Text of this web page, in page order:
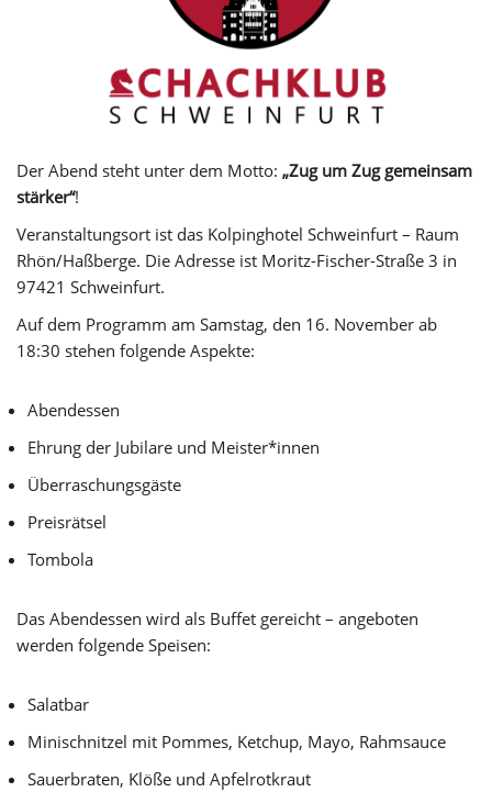
Der Abend steht unter dem Motto: „Zug um Zug gemeinsam
stärker“!
Veranstaltungsort ist das Kolpinghotel Schweinfurt – Raum
Rhön/Haßberge. Die Adresse ist Moritz-Fischer-Straße 3 in
97421 Schweinfurt.
Auf dem Programm am Samstag, den 16. November ab
18:30 stehen folgende Aspekte:
Abendessen
Ehrung der Jubilare und Meister*innen
Überraschungsgäste
Preisrätsel
Tombola
Das Abendessen wird als Buffet gereicht – angeboten
werden folgende Speisen:
Salatbar
Minischnitzel mit Pommes, Ketchup, Mayo, Rahmsauce
Sauerbraten, Klöße und Apfelrotkraut